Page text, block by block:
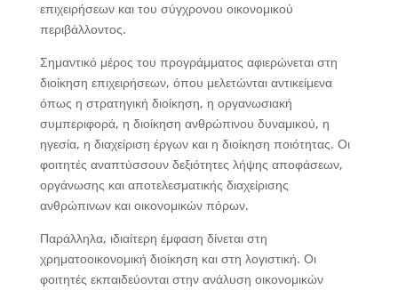
επιχειρήσεων και του σύγχρονου οικονομικού
περιβάλλοντος.
Σημαντικό μέρος του προγράμματος αφιερώνεται στη
διοίκηση επιχειρήσεων, όπου μελετώνται αντικείμενα
όπως η στρατηγική διοίκηση, η οργανωσιακή
συμπεριφορά, η διοίκηση ανθρώπινου δυναμικού, η
ηγεσία, η διαχείριση έργων και η διοίκηση ποιότητας. Οι
φοιτητές αναπτύσσουν δεξιότητες λήψης αποφάσεων,
οργάνωσης και αποτελεσματικής διαχείρισης
ανθρώπινων και οικονομικών πόρων.
Παράλληλα, ιδιαίτερη έμφαση δίνεται στη
χρηματοοικονομική διοίκηση και στη λογιστική. Οι
φοιτητές εκπαιδεύονται στην ανάλυση οικονομικών